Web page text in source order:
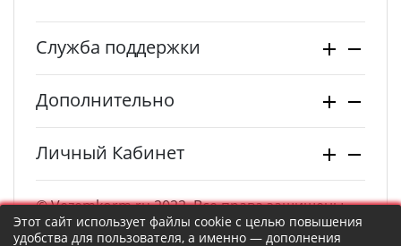
Служба поддержки
Дополнительно
Личный Кабинет
© Vezemkorm.ru 2022. Все права защищены.
Этот сайт использует файлы cookie с целью повышения
удобства для пользователя, а именно — дополнения